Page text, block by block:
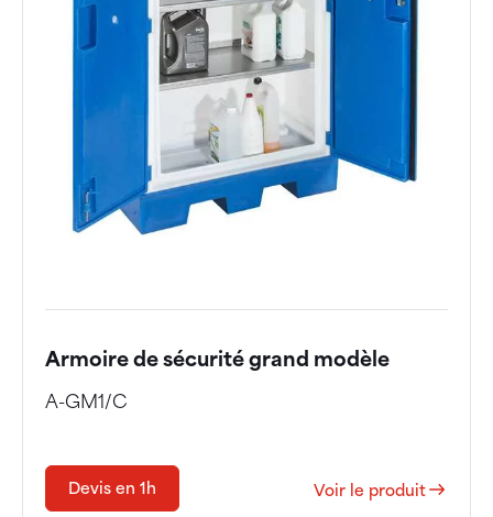
Armoire de sécurité grand modèle
A-GM1/C
Devis en 1h Voir le produit